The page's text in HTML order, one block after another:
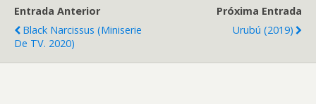
Entrada Anterior
Black Narcissus (Miniserie
De TV. 2020)
Próxima Entrada
Urubú (2019)